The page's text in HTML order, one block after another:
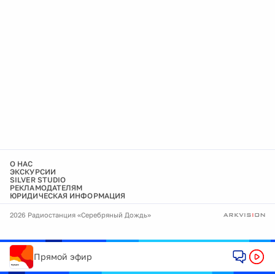
О НАС
ЭКСКУРСИИ
SILVER STUDIO
РЕКЛАМОДАТЕЛЯМ
ЮРИДИЧЕСКАЯ ИНФОРМАЦИЯ
2026 Радиостанция «Серебряный Дождь»
Прямой эфир